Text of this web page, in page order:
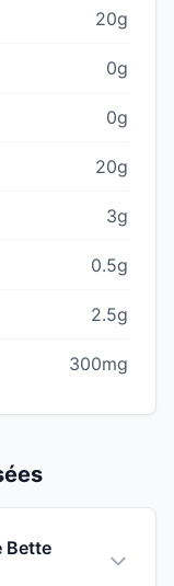
20g
0g
0g
20g
3g
0.5g
2.5g
300mg
Bette